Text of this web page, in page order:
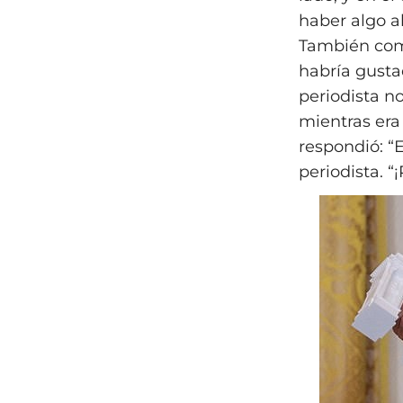
haber algo
También
habría
periodista
mientras
respondió:
periodista.